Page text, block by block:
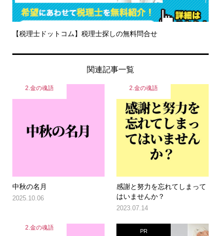
【税理士ドットコム】税理士探しの無料問合せ
関連記事一覧
2.金の魂語
中秋の名月
2025.10.06
2.金の魂語
感謝と努力を忘れてしまって
はいませんか？
2023.07.14
2.金の魂語 PR